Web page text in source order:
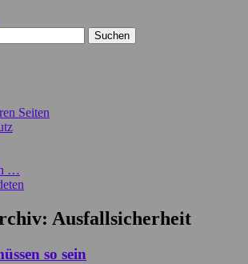
Seiten
…
Ausfallsicherheit
so sein